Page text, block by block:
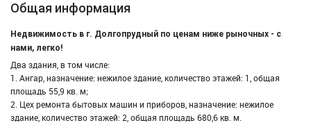
Общая информация
Недвижимость в г. Долгопрудный по ценам ниже рыночных - с
нами, легко!
Два здания, в том числе:
1. Ангар, назначение: нежилое здание, количество этажей: 1, общая
площадь 55,9 кв. м;
2. Цех ремонта бытовых машин и приборов, назначение: нежилое
здание, количество этажей: 2, общая площадь 680,6 кв. м.